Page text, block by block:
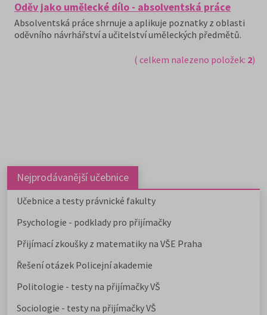
Oděv jako umělecké dílo - absolventská práce
Absolventská práce shrnuje a aplikuje poznatky z oblasti
oděvního návrhářství a učitelství uměleckých předmětů.
( celkem nalezeno položek: 2)
Nejprodávanější učebnice
Učebnice a testy právnické fakulty
Psychologie - podklady pro přijímačky
Přijímací zkoušky z matematiky na VŠE Praha
Řešení otázek Policejní akademie
Politologie - testy na přijímačky VŠ
Sociologie - testy na přijímačky VŠ